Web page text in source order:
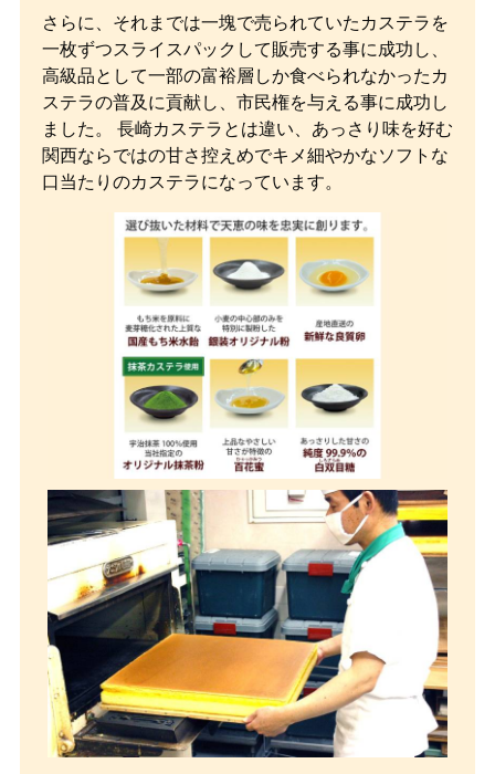
さらに、それまでは一塊で売られていたカステラを
一枚ずつスライスパックして販売する事に成功し、
高級品として一部の富裕層しか食べられなかったカ
ステラの普及に貢献し、市民権を与える事に成功し
ました。 長崎カステラとは違い、あっさり味を好む
関西ならではの甘さ控えめでキメ細やかなソフトな
口当たりのカステラになっています。